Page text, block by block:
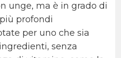
unge, ma è in grado di
profondi
per uno che sia
senza